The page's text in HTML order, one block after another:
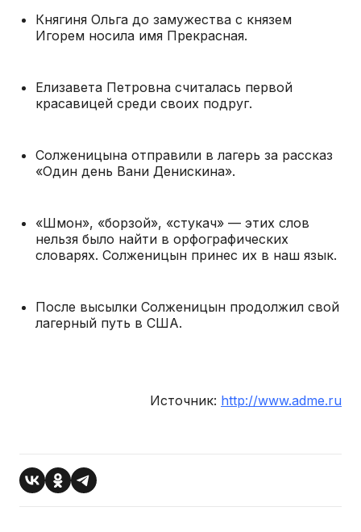
Княгиня Ольга до замужества с князем
Игорем носила имя Прекрасная.
Елизавета Петровна считалась первой
красавицей среди своих подруг.
Солженицына отправили в лагерь за рассказ
«Один день Вани Денискина».
«Шмон», «борзой», «стукач» — этих слов
нельзя было найти в орфографических
словарях. Солженицын принес их в наш язык.
После высылки Солженицын продолжил свой
лагерный путь в США.
Источник: http://www.adme.ru